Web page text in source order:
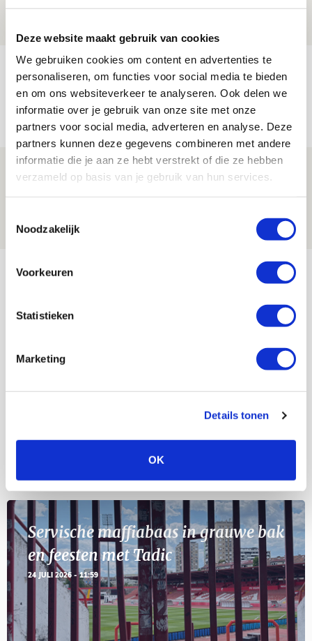
Deze website maakt gebruik van cookies
We gebruiken cookies om content en advertenties te
personaliseren, om functies voor social media te bieden
en om ons websiteverkeer te analyseren. Ook delen we
informatie over je gebruik van onze site met onze
partners voor social media, adverteren en analyse. Deze
partners kunnen deze gegevens combineren met andere
informatie die je aan ze hebt verstrekt of die ze hebben
verzameld op basis van je gebruik van hun services.
Noodzakelijk
Voorkeuren
Statistieken
Marketing
Details tonen
OK
08 AUGUSTUS 2026 - 12:32
Míchels elf: met welke formatie begin
jij aan nieuw eredivisieseizoen?
08 AUGUSTUS 2026 - 11:34
NIEUWS
Spelen bij Jong Ajax of Ajax 1? Dat
NIEUWS
AUG
11
Servische maffiabaas in grauwe bak
en feesten met Tadic
24 JULI 2026 - 11:59